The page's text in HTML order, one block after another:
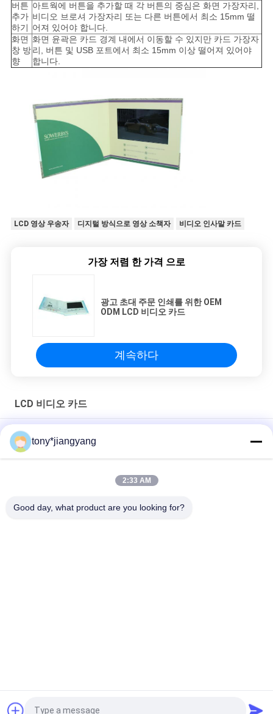
버튼
추가
하기
아트웍에 버튼을 추가할 때 각 버튼의 중심은 화면 가장자리,
비디오 브로셔 가장자리 또는 다른 버튼에서 최소 15mm 떨
어져 있어야 합니다.
화면
창 방
향
화면 윤곽은 카드 경계 내에서 이동할 수 있지만 카드 가장자
리, 버튼 및 USB 포트에서 최소 15mm 이상 떨어져 있어야
합니다.
LCD 영상 우송자 디지털 방식으로 영상 소책자 비디오 인사말 카드
가장 저렴 한 가격 으로
광고 초대 주문 인쇄를 위한 OEM
ODM LCD 비디오 카드
계속하다
LCD 비디오 카드
촉진 선물 광고를 위한 주문을 받아서 만들어진 90*50mm LCD 비
디오 카드tony*jiangyang
2:33 AM
Good day, what product are you looking for?